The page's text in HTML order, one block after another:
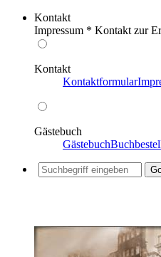
Kontakt
Impressum * Kontakt zur
Kontakt
Kontaktformular
Gästebuch
Gästebuch